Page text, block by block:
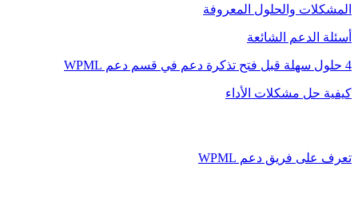
المشكلات والحلول المعروفة
أسئلة الدعم الشائعة
4 حلول سهلة قبل فتح تذكرة دعم في قسم دعم WPML
كيفية حل مشكلات الأداء
تعرف على فريق دعم WPML